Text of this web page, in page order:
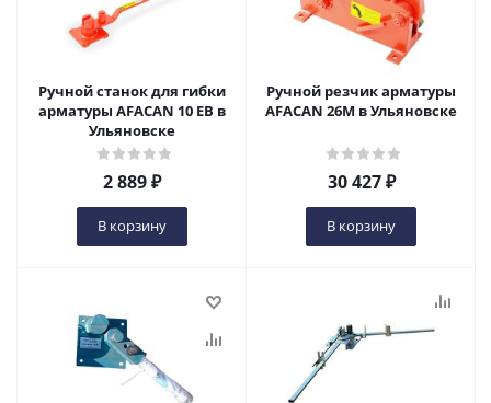
Ручной станок для гибки
арматуры AFACAN 10 EB в
Ульяновске
2 889₽
В корзину
Ручной резчик арматуры
AFACAN 26М в Ульяновске
30 427₽
В корзину